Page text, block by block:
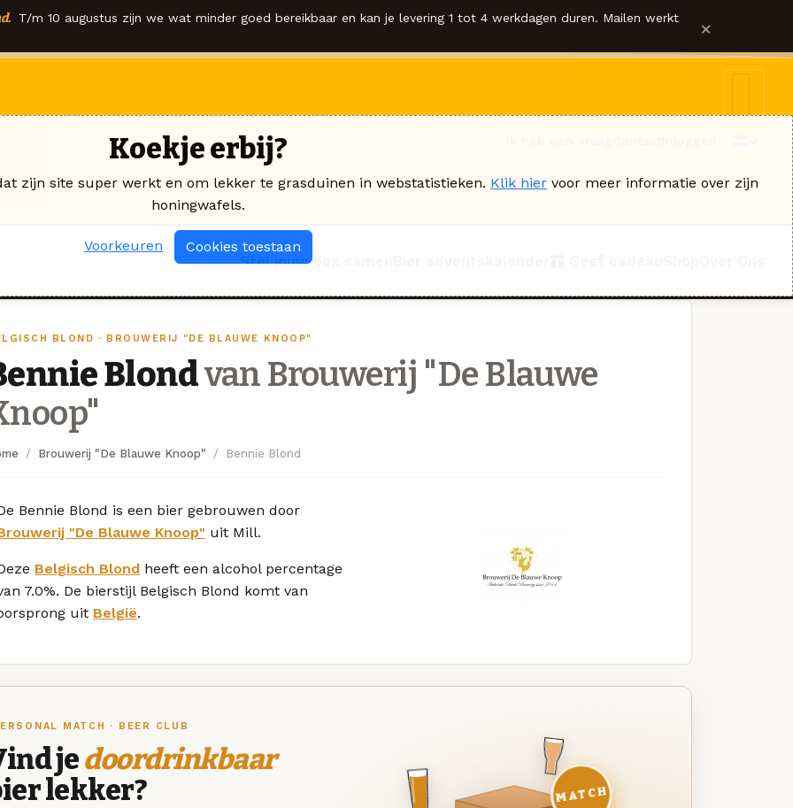
T/m 10 augustus zijn we wat minder goed bereikbaar en kan je levering 1 tot 4 werkdagen duren. Mailen werkt ×
Stel jouw box samen
BLOND · BROUWERIJ "DE BLAUWE KNOOP"
Blondvan Brouwerij "De Blauwe
Brouwerij "De Blauwe Knoop" Bennie Blond
Bennie Blond is een bier gebrouwen door
"De Blauwe Knoop" uit Mill.
Belgisch Blond heeft een alcohol percentage
7.0%. De bierstijl Belgisch Blond komt van
uit België.
MATCH · BEER CLUB
jedoordrinkbaar
lekker?
MATCH
Koekje erbij?
zijn site super werkt en om lekker te grasduinen in webstatistieken. Klik hier voor meer informatie over zijn
honingwafels.
Voorkeuren Cookies toestaan